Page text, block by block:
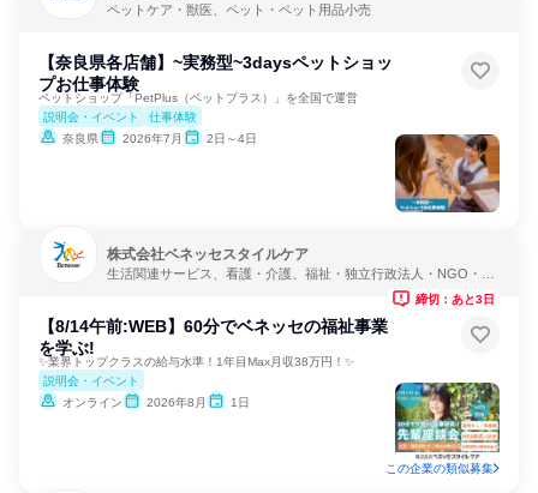
ペットケア・獣医、ペット・ペット用品小売
【奈良県各店舗】~実務型~3daysペットショッ
プお仕事体験
ペットショップ「PetPlus（ペットプラス）」を全国で運営
説明会・イベント
仕事体験
奈良県
2026年7月 2日～4日
株式会社ベネッセスタイルケア
生活関連サービス、看護・介護、福祉・独立行政法人・NGO・N
【8/14午前:WEB】60分でベネッセの福祉事業
を学ぶ!
✨業界トップクラスの給与水準！1年目Max月収38万円！✨
説明会・イベント
オンライン
2026年8月 1日
締切：あと3日
この企業の類似募集